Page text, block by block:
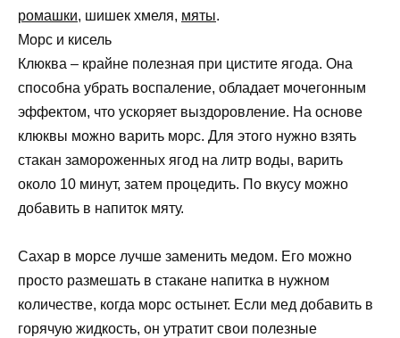
ромашки, шишек хмеля, мяты.
Морс и кисель
Клюква – крайне полезная при цистите ягода. Она
способна убрать воспаление, обладает мочегонным
эффектом, что ускоряет выздоровление. На основе
клюквы можно варить морс. Для этого нужно взять
стакан замороженных ягод на литр воды, варить
около 10 минут, затем процедить. По вкусу можно
добавить в напиток мяту.
Сахар в морсе лучше заменить медом. Его можно
просто размешать в стакане напитка в нужном
количестве, когда морс остынет. Если мед добавить в
горячую жидкость, он утратит свои полезные